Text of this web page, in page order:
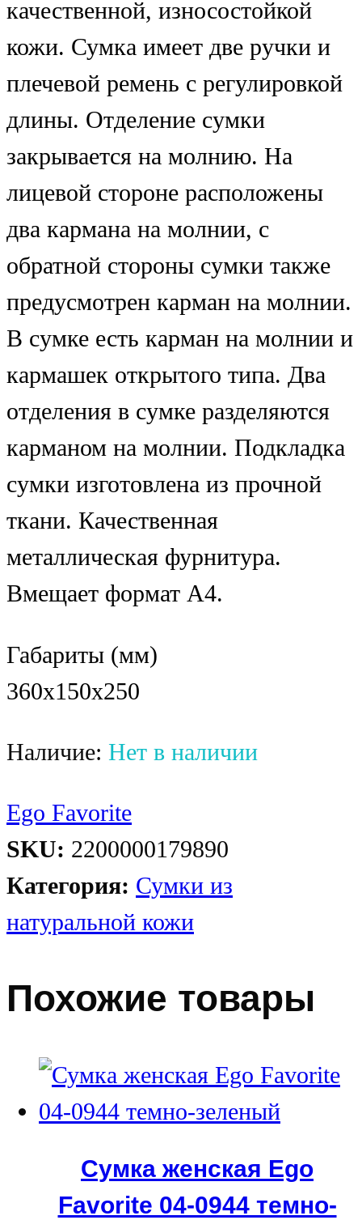
качественной, износостойкой
кожи. Сумка имеет две ручки и
плечевой ремень с регулировкой
длины. Отделение сумки
закрывается на молнию. На
лицевой стороне расположены
два кармана на молнии, с
обратной стороны сумки также
предусмотрен карман на молнии.
В сумке есть карман на молнии и
кармашек открытого типа. Два
отделения в сумке разделяются
карманом на молнии. Подкладка
сумки изготовлена из прочной
ткани. Качественная
металлическая фурнитура.
Вмещает формат А4.
Габариты (мм)
360x150x250
Наличие: Нет в наличии
Ego Favorite
SKU: 2200000179890
Категория: Сумки из
натуральной кожи
Похожие товары
Сумка женская Ego
Favorite 04-0944 темно-